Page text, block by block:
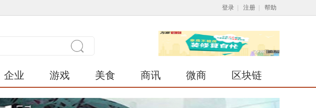
登录 注册 帮助
企业 游戏 美食 商讯 微商 区块链